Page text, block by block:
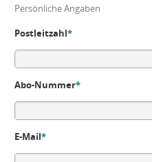
Persönliche Angaben
Postleitzahl*
Abo-Nummer*
E-Mail*